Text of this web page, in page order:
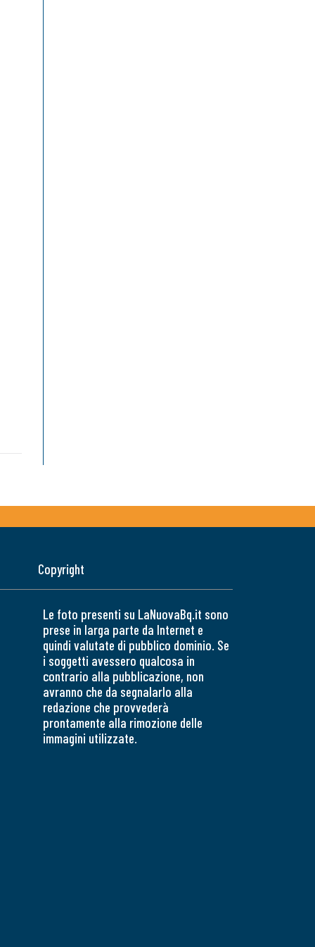
Copyright
Le foto presenti su LaNuovaBq.it sono
prese in larga parte da Internet e
quindi valutate di pubblico dominio. Se
i soggetti avessero qualcosa in
contrario alla pubblicazione, non
avranno che da segnalarlo alla
redazione che provvederà
prontamente alla rimozione delle
immagini utilizzate.